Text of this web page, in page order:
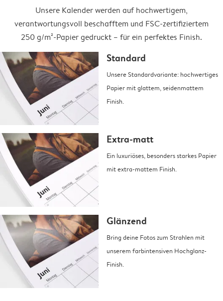
Unsere Kalender werden auf hochwertigem,
verantwortungsvoll beschafftem und FSC-zertifiziertem
250 g/m²-Papier gedruckt – für ein perfektes Finish.
Standard
Unsere Standardvariante: hochwertiges
Papier mit glattem, seidenmattem
Finish.
Extra-matt
Ein luxuriöses, besonders starkes Papier
mit extra-mattem Finish.
Glänzend
Bring deine Fotos zum Strahlen mit
unserem farbintensiven Hochglanz-
Finish.